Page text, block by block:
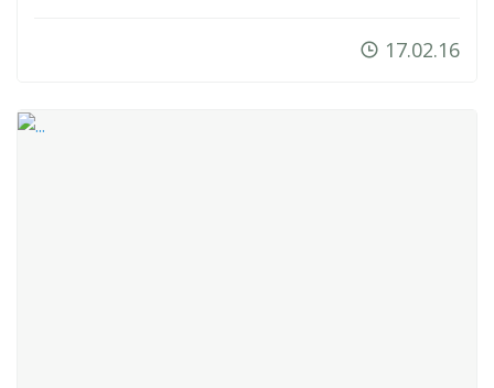
17.02.16